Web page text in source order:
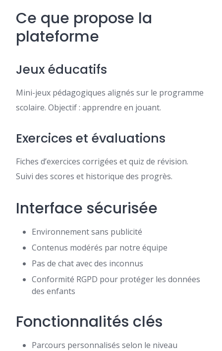
Ce que propose la
plateforme
Jeux éducatifs
Mini-jeux pédagogiques alignés sur le programme
scolaire. Objectif : apprendre en jouant.
Exercices et évaluations
Fiches d’exercices corrigées et quiz de révision.
Suivi des scores et historique des progrès.
Interface sécurisée
Environnement sans publicité
Contenus modérés par notre équipe
Pas de chat avec des inconnus
Conformité RGPD pour protéger les données
des enfants
Fonctionnalités clés
Parcours personnalisés selon le niveau